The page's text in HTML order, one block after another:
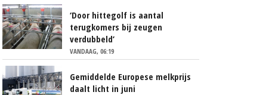
‘Door hittegolf is aantal
terugkomers bij zeugen
verdubbeld’
VANDAAG, 06:19
Gemiddelde Europese melkprijs
daalt licht in juni